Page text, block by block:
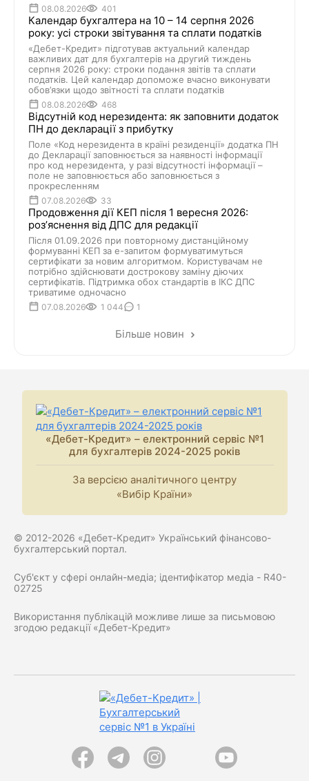
08.08.2026 401
Календар бухгалтера на 10 – 14 серпня 2026
року: усі строки звітування та сплати податків
«Дебет-Кредит» підготував актуальний календар
важливих дат для бухгалтерів на другий тиждень
серпня 2026 року: строки подання звітів та сплати
податків. Цей календар допоможе вчасно виконувати
обов’язки щодо звітності та сплати податків
08.08.2026 468
Відсутній код нерезидента: як заповнити додаток
ПН до декларації з прибутку
Поле «Код нерезидента в країні резиденції» додатка ПН
до Декларації заповнюється за наявності інформації
про код нерезидента, у разі відсутності інформації –
поле не заповнюється або заповнюється з
прокресленням
07.08.2026 33
Продовження дії КЕП після 1 вересня 2026:
розʼяснення від ДПС для редакції
Після 01.09.2026 при повторному дистанційному
формуванні КЕП за е-запитом формуватимуться
сертифікати за новим алгоритмом. Користувачам не
потрібно здійснювати дострокову заміну діючих
сертифікатів. Підтримка обох стандартів в ІКС ДПС
триватиме одночасно
07.08.2026 1 044 1
Більше новин
«Дебет-Кредит» – електронний сервіс №1
для бухгалтерів 2024-2025 років
За версією аналітичного центру
«Вибір Країни»
© 2012-2026 «Дебет-Кредит» Український фінансово-
бухгалтерський портал.
Суб'єкт у сфері онлайн-медіа; ідентифікатор медіа - R40-
02725
Використання публікацій можливе лише за письмовою
згодою редакції «Дебет-Кредит»